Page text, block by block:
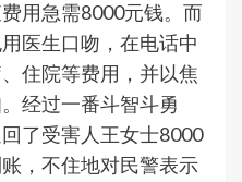
用急需8000元钱。而
医生口吻，在电话中
住院等费用，并以焦
经过一番斗智斗勇
了受害人王女士8000
，不住地对民警表示